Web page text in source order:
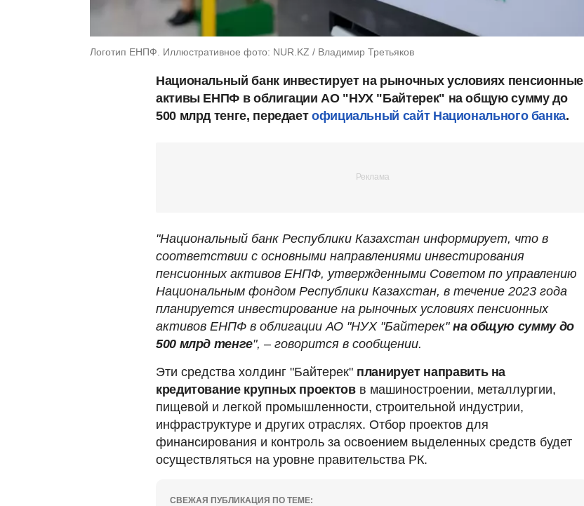
Логотип ЕНПФ. Иллюстративное фото: NUR.KZ / Владимир Третьяков
Национальный банк инвестирует на рыночных условиях пенсионные
активы ЕНПФ в облигации АО "НУХ "Байтерек" на общую сумму до
500 млрд тенге, передает официальный сайт Национального банка.
"Национальный банк Республики Казахстан информирует, что в
соответствии с основными направлениями инвестирования
пенсионных активов ЕНПФ, утвержденными Советом по управлению
Национальным фондом Республики Казахстан, в течение 2023 года
планируется инвестирование на рыночных условиях пенсионных
активов ЕНПФ в облигации АО "НУХ "Байтерек" на общую сумму до
500 млрд тенге", – говорится в сообщении.
Эти средства холдинг "Байтерек" планирует направить на
кредитование крупных проектовв машиностроении, металлургии,
пищевой и легкой промышленности, строительной индустрии,
инфраструктуре и других отраслях. Отбор проектов для
финансирования и контроль за освоением выделенных средств будет
осуществляться на уровне правительства РК.
СВЕЖАЯ ПУБЛИКАЦИЯ ПО ТЕМЕ: